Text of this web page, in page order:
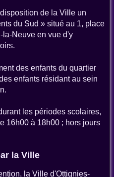
de la Ville un
du Sud » situé au 1, place
Neuve en vue d'y
des enfants du quartier
enfants résidant au sein
les périodes scolaires,
16h00 à 18h00 ; hors jours
la Ville
la Ville d'Ottignies-